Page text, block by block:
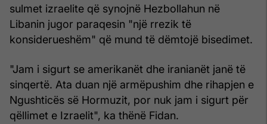
sulmet izraelite që synojnë Hezbollahun në
Libanin jugor paraqesin "një rrezik të
konsiderueshëm" që mund të dëmtojë bisedimet.
"Jam i sigurt se amerikanët dhe iranianët janë të
sinqertë. Ata duan një armëpushim dhe rihapjen e
Ngushticës së Hormuzit, por nuk jam i sigurt për
qëllimet e Izraelit", ka thënë Fidan.